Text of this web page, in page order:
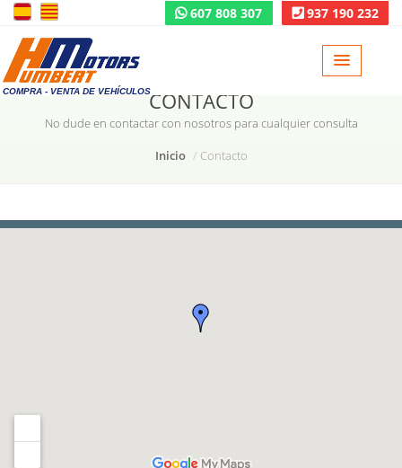
937 190 232
607 808 307
COMPRA - VENTA DE VEHÍCULOSCONTACTO
No dude en contactar con nosotros para cualquier consulta
Inicio
Contacto